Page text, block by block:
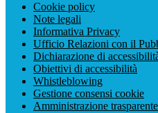
Cookie policy
Note legali
Informativa Privacy
Ufficio Relazioni con il
Dichiarazione di
Obiettivi di accessibilità
Whistleblowing
Gestione consensi cookie
Amministrazione trasparente